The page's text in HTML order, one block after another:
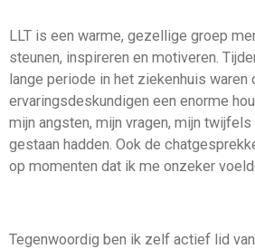
LLT is een warme, gezellige groep
steunen, inspireren en motiveren.
lange periode in het ziekenhuis
ervaringsdeskundigen een enorme
mijn angsten, mijn vragen, mijn
gestaan hadden. Ook de
op momenten dat ik me onzeker
Tegenwoordig ben ik zelf actief lid